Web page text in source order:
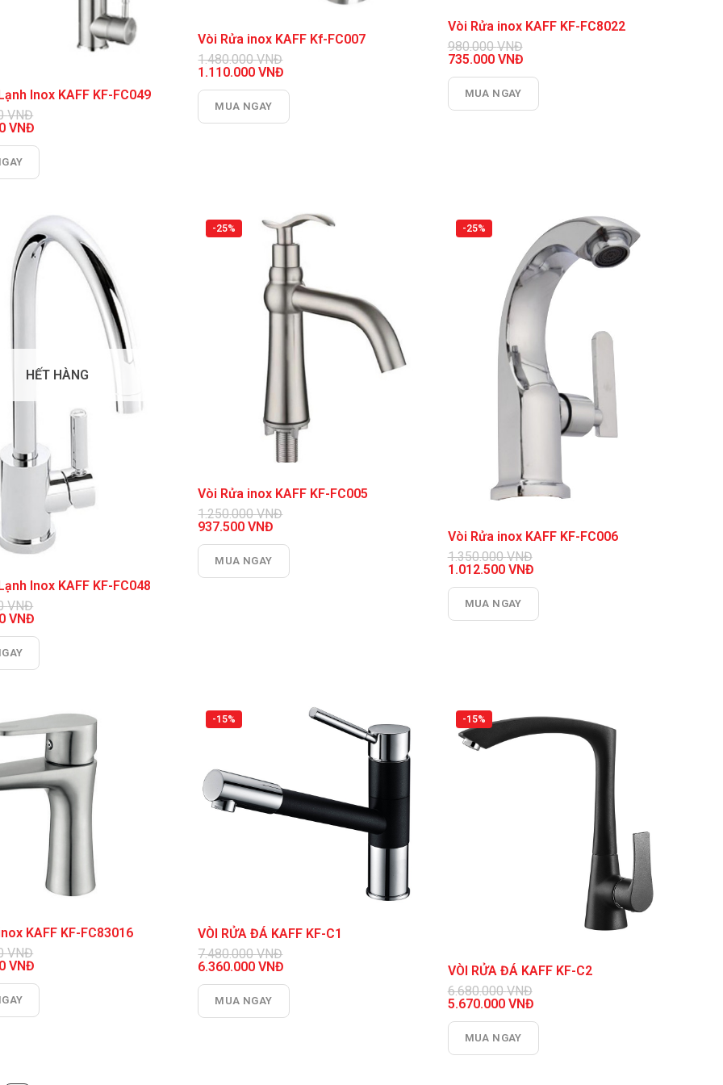
Inox KAFF KF-FC049
VNĐ
VNĐ.
VNĐ
Vòi Rửa inox KAFF Kf-FC007
1.480.000VNĐ
Giá
là:
1.480.000 VNĐ.
1.110.000VNĐ
hiện
là:
MUA NGAY
Vòi Rửa inox KAFF KF-FC8022
980.000VNĐ
Giá
là:
980.000 VNĐ.
735.000 VNĐ
hiện
là:
MUA NGAY
HẾT HÀNG
Inox KAFF KF-FC048
VNĐ
VNĐ.
VNĐ
-25%
Vòi Rửa inox KAFF KF-FC005
1.250.000VNĐ
Giá
là:
1.250.000 VNĐ.
937.500VNĐ
hiện
là:
MUA NGAY
-25%
Vòi Rửa inox KAFF KF-FC006
1.350.000VNĐ
Giá
là:
1.350.000 VNĐ.
1.012.500 VNĐ
hiện
là:
MUA NGAY
KAFF KF-FC83016
VNĐ
VNĐ.
VNĐ
-15%
VÒI RỬA ĐÁ KAFF KF-C1
7.480.000VNĐ
Giá
là:
7.480.000 VNĐ.
6.360.000VNĐ
hiện
là:
MUA NGAY
-15%
VÒI RỬA ĐÁ KAFF KF-C2
6.680.000VNĐ
Giá
là:
6.680.000 VNĐ.
5.670.000 VNĐ
hiện
là:
MUA NGAY